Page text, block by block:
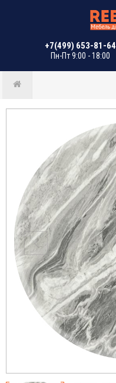
+7(499) 653-81-64
Пн-Пт 9:00 - 18:00